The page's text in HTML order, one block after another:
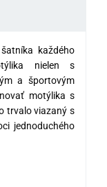
každého
nielen s
a športovým
motýlika s
trvalo viazaný s
jednoduchého